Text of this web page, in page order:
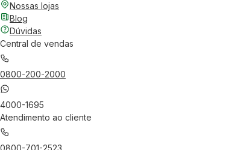
Nossas lojas
Blog
Dúvidas
Central de vendas
0800-200-2000
4000-1695
Atendimento ao cliente
0800-701-2523